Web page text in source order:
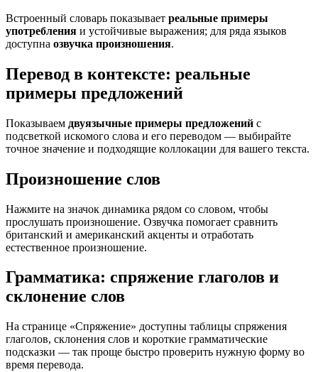
Встроенный словарь показывает реальные примеры
употребления и устойчивые выражения; для ряда языков
доступна озвучка произношения.
Перевод в контексте: реальные
примеры предложений
Показываем двуязычные примеры предложений с
подсветкой искомого слова и его переводом — выбирайте
точное значение и подходящие коллокации для вашего текста.
Произношение слов
Нажмите на значок динамика рядом со словом, чтобы
прослушать произношение. Озвучка помогает сравнить
британский и американский акценты и отработать
естественное произношение.
Грамматика: спряжение глаголов и
склонение слов
На странице «Спряжение» доступны таблицы спряжения
глаголов, склонения слов и короткие грамматические
подсказки — так проще быстро проверить нужную форму во
время перевода.